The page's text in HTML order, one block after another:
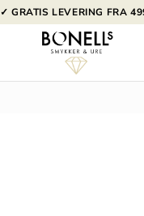
✓ GRATIS LEVERING FRA